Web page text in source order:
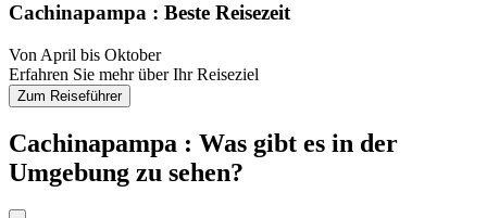
Cachinapampa : Beste Reisezeit
Von April bis Oktober
Erfahren Sie mehr über Ihr Reiseziel
Zum Reiseführer
Cachinapampa : Was gibt es in der
Umgebung zu sehen?